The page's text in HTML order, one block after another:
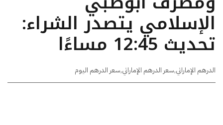
الإسلامي يتصدر الشراء:
تحديث 12:45 مساءًا
الدرهم الإماراتي,سعر الدرهم الإماراتي,سعر الدرهم اليوم